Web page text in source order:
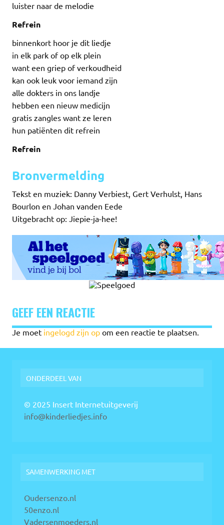
luister naar de melodie
Refrein
binnenkort hoor je dit liedje
in elk park of op elk plein
want een griep of verkoudheid
kan ook leuk voor iemand zijn
alle dokters in ons landje
hebben een nieuw medicijn
gratis zangles want ze leren
hun patiënten dit refrein
Refrein
Bronvermelding
Tekst en muziek: Danny Verbiest, Gert Verhulst, Hans
Bourlon en Johan vanden Eede
Uitgebracht op: Jiepie-ja-hee!
GEEF EEN REACTIE
Je moet ingelogd zijn op om een reactie te plaatsen.
ONDERDEEL VAN
© 2025 Insert Internetuitgeverij
info@kinderliedjes.info
SAMENWERKING MET
Oudersenzo.nl
50enzo.nl
Vadersenmoeders.nl